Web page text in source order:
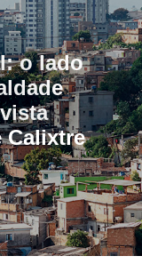
o lado
Calixtre